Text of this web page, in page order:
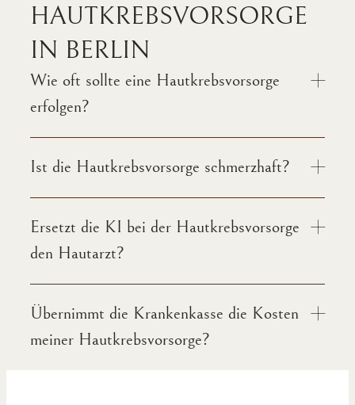
HAUT­KREBS­VORSORGE
IN BERLIN
Wie oft sollte eine Hautkrebsvorsorge
erfolgen?
Ist die Hautkrebsvorsorge schmerzhaft?
Ersetzt die KI bei der Hautkrebsvorsorge
den Hautarzt?
Übernimmt die Krankenkasse die Kosten
meiner Hautkrebsvorsorge?